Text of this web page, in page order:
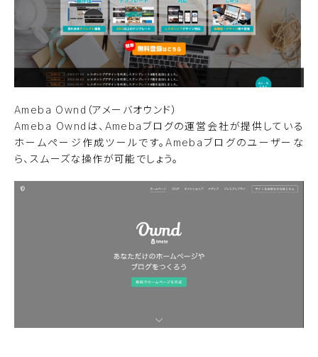
Ameba Ownd（アメーバオウンド）
Ameba Owndは、Amebaブログの運営会社が提供している
ホームページ作成ツールです。Amebaブログのユーザーな
ら、スムーズな操作が可能でしょう。